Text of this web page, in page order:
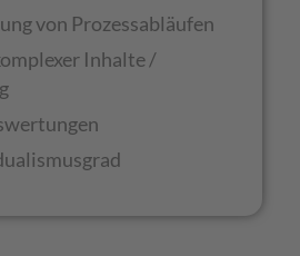
von Prozessabläufen
Inhalte /